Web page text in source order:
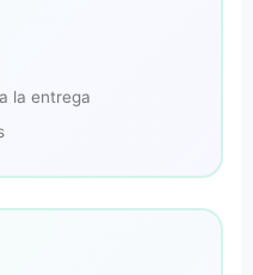
la entrega